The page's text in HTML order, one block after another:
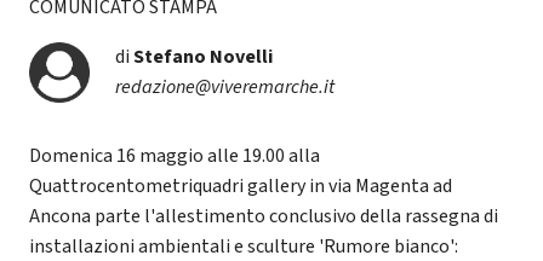
COMUNICATO STAMPA
diStefano Novelli
redazione@viveremarche.it
Domenica 16 maggio alle 19.00 alla
Quattrocentometriquadri gallery in via Magenta ad
Ancona parte l'allestimento conclusivo della rassegna di
installazioni ambientali e sculture 'Rumore bianco':